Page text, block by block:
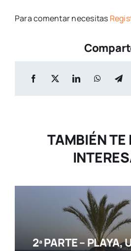
Para comentar necesitas
TAMBIÉN TE
2ª PARTE – PLAYA,